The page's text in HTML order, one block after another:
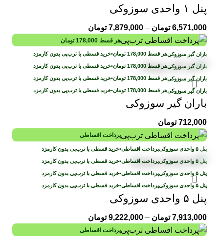
پنل ۱ واحدی سوزوکی
6,571,000 تومان –
7,879,000 تومان
هر قسط 178,000 تومان
هر قسط 178,000 تومان•خرید قسطی با ترب‌پی بدون کارمزد
هر قسط 178,000 تومان•خرید قسطی با ترب‌پی بدون کارمزد
هر قسط 178,000 تومان•خرید قسطی با ترب‌پی بدون کارمزد
هر قسط 178,000 تومان•خرید قسطی با ترب‌پی بدون کارمزد
باران گیر سوزوکی
712,000 تومان
پرداخت اقساطی
پرداخت اقساطی•خرید قسطی با ترب‌پی بدون کارمزد
پرداخت اقساطی•خرید قسطی با ترب‌پی بدون کارمزد
پرداخت اقساطی•خرید قسطی با ترب‌پی بدون کارمزد
پرداخت اقساطی•خرید قسطی با ترب‌پی بدون کارمزد
پنل ۵ واحدی سوزوکی
7,913,000 تومان –
9,222,000 تومان
پرداخت اقساطی